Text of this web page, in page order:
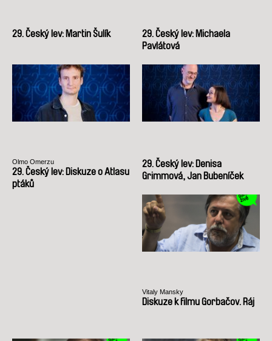
29. Český lev: Martin Šulík
29. Český lev: Michaela
Pavlátová
Olmo Omerzu
29. Český lev: Diskuze o Atlasu
ptáků
29. Český lev: Denisa
Grimmová, Jan Bubeníček
Vitaly Mansky
Diskuze k filmu Gorbačov. Ráj